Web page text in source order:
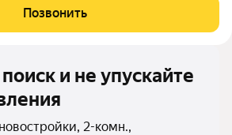
квартиры с уже готовой базовой
живите! ЖК
Позвонить
и не упускайте
2-комн.,